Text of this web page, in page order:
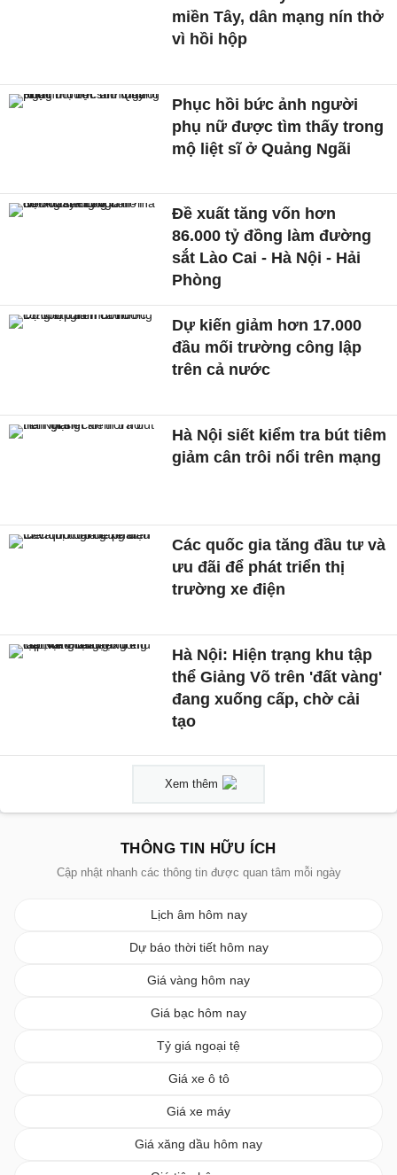
miền Tây, dân mạng nín thở
vì hồi hộp
Phục hồi bức ảnh người
phụ nữ được tìm thấy trong
mộ liệt sĩ ở Quảng Ngãi
Đề xuất tăng vốn hơn
86.000 tỷ đồng làm đường
sắt Lào Cai - Hà Nội - Hải
Phòng
Dự kiến giảm hơn 17.000
đầu mối trường công lập
trên cả nước
Hà Nội siết kiểm tra bút tiêm
giảm cân trôi nổi trên mạng
Các quốc gia tăng đầu tư và
ưu đãi để phát triển thị
trường xe điện
Hà Nội: Hiện trạng khu tập
thể Giảng Võ trên 'đất vàng'
đang xuống cấp, chờ cải
tạo
Xem thêm
THÔNG TIN HỮU ÍCH
Cập nhật nhanh các thông tin được quan tâm mỗi ngày
Lịch âm hôm nay
Dự báo thời tiết hôm nay
Giá vàng hôm nay
Giá bạc hôm nay
Tỷ giá ngoại tệ
Giá xe ô tô
Giá xe máy
Giá xăng dầu hôm nay